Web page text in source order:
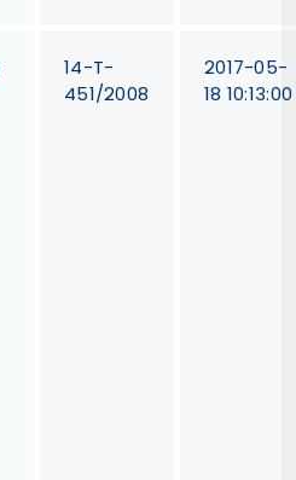
14-T-
451/2008
2017-05-
18 10:13:00